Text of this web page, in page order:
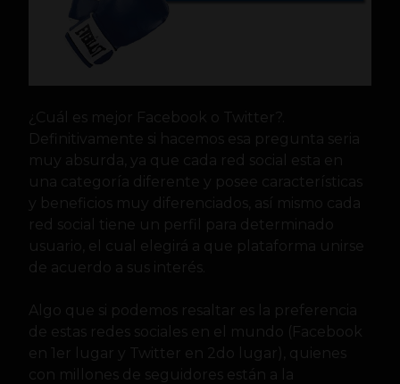
¿Cuál es mejor Facebook o Twitter?.
Definitivamente si hacemos esa pregunta seria
muy absurda, ya que cada red social esta en
una categoría diferente y posee características
y beneficios muy diferenciados, así mismo cada
red social tiene un perfil para determinado
usuario, el cual elegirá a que plataforma unirse
de acuerdo a sus interés.
Algo que si podemos resaltar es la preferencia
de estas redes sociales en el mundo (Facebook
en 1er lugar y Twitter en 2do lugar), quienes
con millones de seguidores están a la